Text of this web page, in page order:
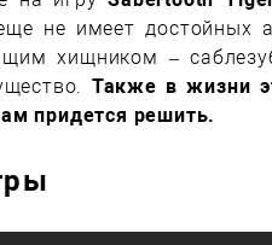
не имеет
хищником –
Также в жизни
придется решить.